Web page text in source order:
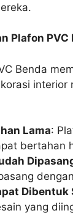
Plafon PVC
Benda
interior
Lama:
bertahan
Dibentuk
yang